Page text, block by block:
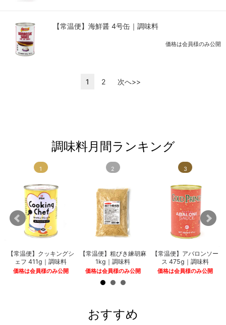
【常温便】海鮮醤 4号缶｜調味料
価格は会員様のみ公開
1 2 次へ>>
調味料月間ランキング
1
【常温便】クッキングシ
ェフ 411g｜調味料
価格は会員様のみ公開
2
【常温便】粗びき練胡麻
1kg｜調味料
価格は会員様のみ公開
3
【常温便】アバロンソー
ス 475g｜調味料
価格は会員様のみ公開
おすすめ